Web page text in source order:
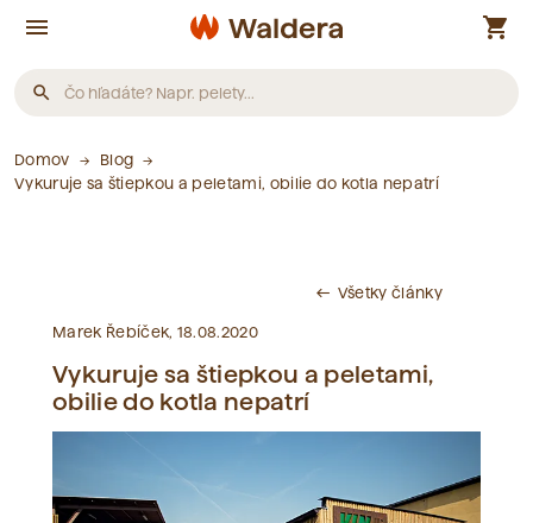
menu shopping_cart
search
Produkty
Neboli nájdené žiadne články.
Domov
Blog
Vykuruje sa štiepkou a peletami, obilie do kotla nepatrí
west Všetky články
Marek Řebíček, 18.08.2020
Vykuruje sa štiepkou a peletami,
obilie do kotla nepatrí